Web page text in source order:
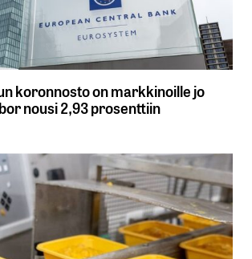
koronnosto on markkinoille jo
nousi 2,93 prosenttiin